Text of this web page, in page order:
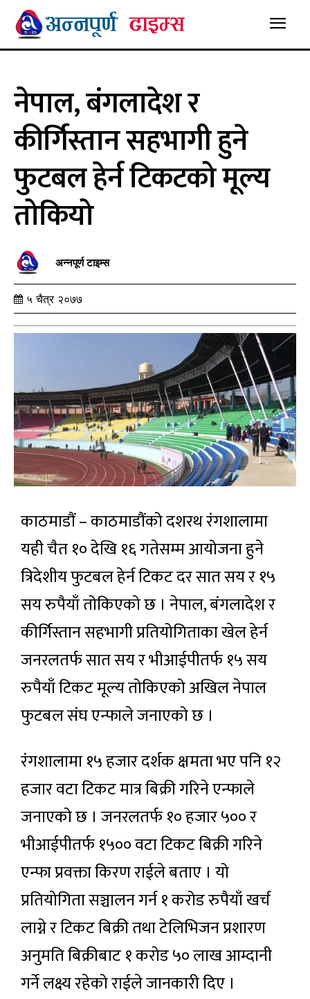
नेपाल, बंगलादेश र
कीर्गिस्तान सहभागी हुने
फुटबल हेर्न टिकटको मूल्य
तोकियो
अन्नपूर्ण टाइम्स
५ चैत्र २०७७
काठमाडौं – काठमाडौंको दशरथ रंगशालामा
यही चैत १० देखि १६ गतेसम्म आयोजना हुने
त्रिदेशीय फुटबल हेर्न टिकट दर सात सय र १५
सय रुपैयाँ तोकिएको छ । नेपाल, बंगलादेश र
कीर्गिस्तान सहभागी प्रतियोगिताका खेल हेर्न
जनरलतर्फ सात सय र भीआईपीतर्फ १५ सय
रुपैयाँ टिकट मूल्य तोकिएको अखिल नेपाल
फुटबल संघ एन्फाले जनाएको छ ।
रंगशालामा १५ हजार दर्शक क्षमता भए पनि १२
हजार वटा टिकट मात्र बिक्री गरिने एन्फाले
जनाएको छ । जनरलतर्फ १० हजार ५०० र
भीआईपीतर्फ १५०० वटा टिकट बिक्री गरिने
एन्फा प्रवक्ता किरण राईले बताए । यो
प्रतियोगिता सञ्चालन गर्न १ करोड रुपैयाँ खर्च
लाग्ने र टिकट बिक्री तथा टेलिभिजन प्रशारण
अनुमति बिक्रीबाट १ करोड ५० लाख आम्दानी
गर्ने लक्ष्य रहेको राईले जानकारी दिए ।